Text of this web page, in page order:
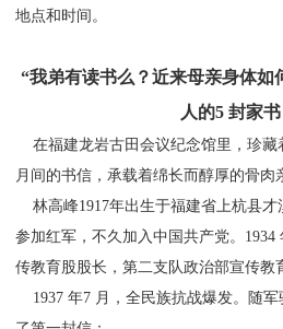
地点和时间。
“我弟有读书么？近来母亲身体如
人的5 封家
在福建龙岩古田会议纪念馆里，珍藏
月间的书信，承载着绵长而醇厚的骨肉
林高峰1917年出生于福建省上杭县才
参加红军，不久加入中国共产党。1934
传教育股股长，第二支队政治部宣传教
1937 年7 月，全民族抗战爆发。随军